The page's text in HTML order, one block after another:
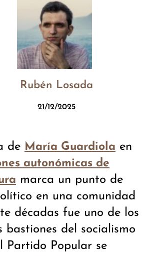
Rubén Losada
21/12/2025
de María Guardiola en
autonómicas de
marca un punto de
en una comunidad
décadas fue uno de los
bastiones del socialismo
Partido Popular se